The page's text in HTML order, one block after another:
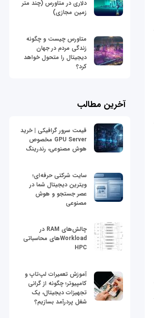
دلاری در متاورس (چند متر
زمین مجازی)
متاورس چیست و چگونه
زندگی مردم در جهان
دیجیتال را متحول خواهد
کرد؟
آخرین مطالب
قیمت سرور گرافیکی | خرید
GPU Server مخصوص
هوش مصنوعی، رندرینگ
سایت شرکتی حرفه‌ای؛
ویترین دیجیتال شما در
عصر جستجو و هوش
مصنوعی
چالش‌های RAM در
Workloadهای محاسباتی
HPC
آموزش تعمیرات لپ‌تاپ و
کامپیوتر؛ چگونه از گرانی
تجهیزات دیجیتال، یک
شغل پردرآمد بسازیم؟